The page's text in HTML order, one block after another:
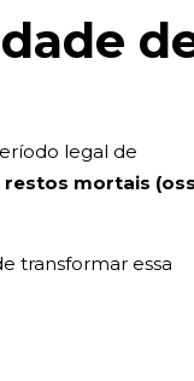
legal de
restos mortais
transformar essa